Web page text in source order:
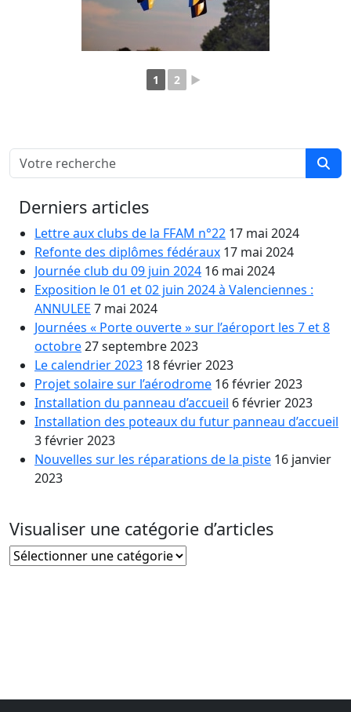
1 2 ►
Derniers articles
Lettre aux clubs de la FFAM n°22 17 mai 2024
Refonte des diplômes fédéraux 17 mai 2024
Journée club du 09 juin 2024 16 mai 2024
Exposition le 01 et 02 juin 2024 à Valenciennes :
ANNULEE 7 mai 2024
Journées « Porte ouverte » sur l’aéroport les 7 et 8
octobre27 septembre 2023
Le calendrier 2023 18 février 2023
Projet solaire sur l’aérodrome 16 février 2023
Installation du panneau d’accueil 6 février 2023
Installation des poteaux du futur panneau d’accueil
3 février 2023
Nouvelles sur les réparations de la piste 16 janvier
2023
Visualiser une catégorie d’articles
Visualiser